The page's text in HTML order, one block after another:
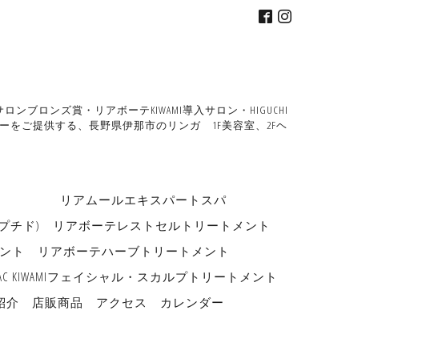
ブロンズ賞・リアボーテKIWAMI導入サロン・HIGUCHI
をご提供する、長野県伊那市のリンガ 1F美容室、2Fヘ
リアムールエキスパートスパ
チド)
リアボーテレストセルトリートメント
ト
リアボーテハーブトリートメント
KIWAMIフェイシャル・スカルプトリートメント
介 店販商品 アクセス カレンダー